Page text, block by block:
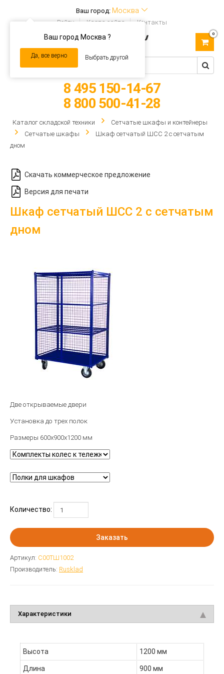
Ваш город: Москва
Ваш город Москва ?
Да, все верно Выбрать другой
Войти Карта сайта Контакты
navigation
0
8 495 150-14-67
8 800 500-41-28
Каталог складской техники
Сетчатые шкафы и контейнеры
Сетчатые шкафы
Шкаф сетчатый ШСС 2 с сетчатым
дном
Скачать коммерческое предложение
Версия для печати
Шкаф сетчатый ШСС 2 с сетчатым
дном
Две открываемые двери
Установка до трех полок
Размеры 600х900х1200 мм
Количество:
Заказать
Артикул: С00ТШ1002
Производитель: Rusklad
Характеристики
Высота 1200 мм
Длина 900 мм